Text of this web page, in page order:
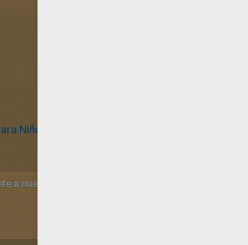
Niños
a nuestro canal de vídeos para niños en Youtube: